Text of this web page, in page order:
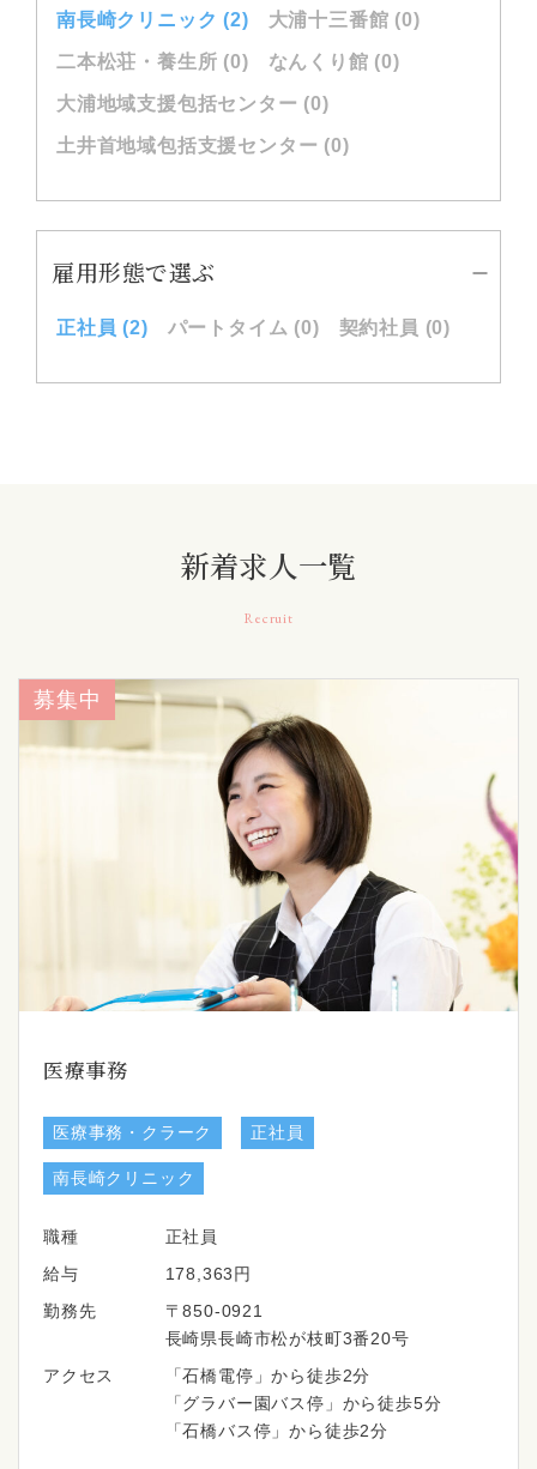
南長崎クリニック (2) 大浦十三番館 (0)
二本松荘・養生所 (0) なんくり館 (0)
大浦地域支援包括センター (0)
土井首地域包括支援センター (0)
雇用形態で選ぶ
正社員 (2) パートタイム (0) 契約社員 (0)
新着求人一覧
Recruit
医療事務
医療事務・クラーク 正社員
南長崎クリニック
職種
正社員
給与
178,363円
勤務先
〒850-0921
長崎県長崎市松が枝町3番20号
アクセス
「石橋電停」から徒歩2分
「グラバー園バス停」から徒歩5分
「石橋バス停」から徒歩2分
募集中